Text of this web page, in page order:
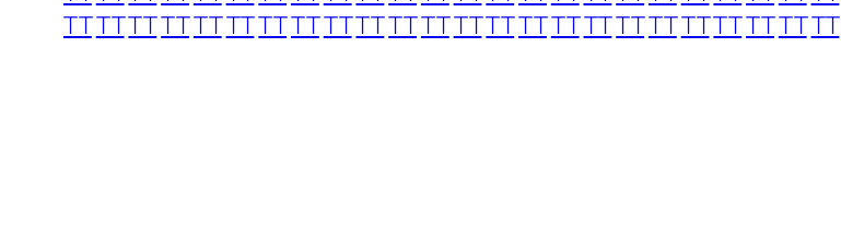
TTTTTTTTTTTTTTTTTTTTTTTTTTTTTTTTTTTTTTTTTTTTTTTT